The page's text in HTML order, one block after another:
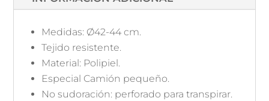
Medidas: Ø42-44 cm.
Tejido resistente.
Material: Polipiel.
Especial Camión pequeño.
No sudoración: perforado para transpirar.